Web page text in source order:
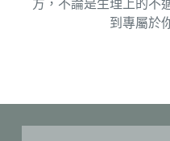
方，不論是生理上的不
到專屬於